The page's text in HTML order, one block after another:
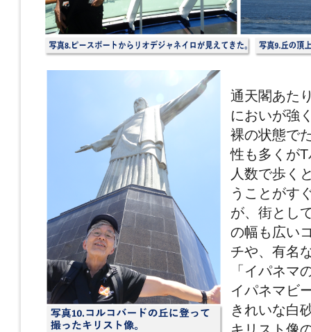
通天閣あた
においが強
裸の状態で
性も多くが
人数で歩く
うことがす
が、街とし
の幅も広い
チや、有名
「イパネマ
イパネマビ
きれいな白